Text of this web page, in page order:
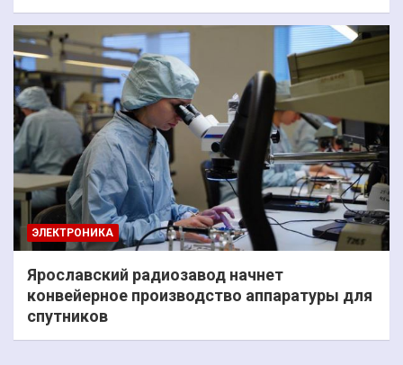
ЭЛЕКТРОНИКА
Ярославский радиозавод начнет
конвейерное производство аппаратуры для
спутников